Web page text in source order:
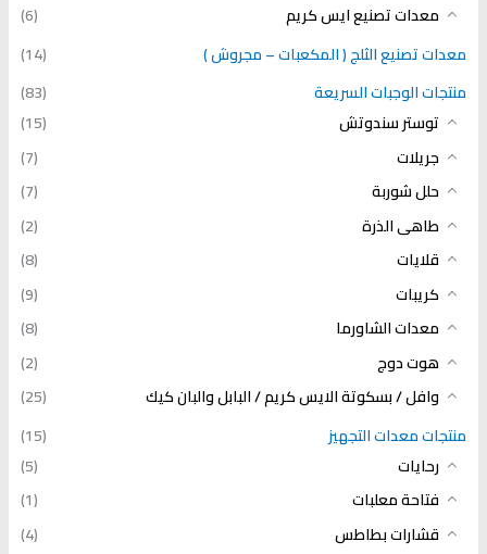
معدات تصنيع ايس كريم
(6)
معدات تصنيع الثلج ( المكعبات – مجروش )
(14)
منتجات الوجبات السريعة
(83)
توستر سندوتش
(15)
جريلات
(7)
حلل شوربة
(7)
طاهى الذرة
(2)
قلايات
(8)
كريبات
(9)
معدات الشاورما
(8)
هوت دوج
(2)
وافل / بسكوتة الايس كريم / البابل والبان كيك
(25)
منتجات معدات التجهيز
(15)
رحايات
(5)
فتاحة معلبات
(1)
قشارات بطاطس
(4)